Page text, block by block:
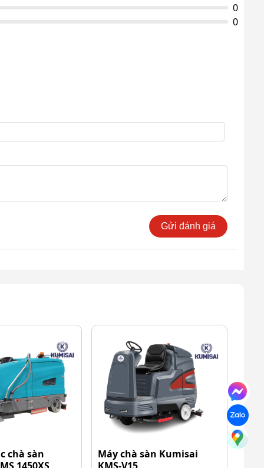
0
0
Gửi đánh giá
chà sàn
Máy chà sàn Kumisai